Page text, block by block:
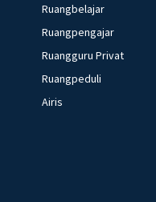
Ruangbelajar
Ruangpengajar
Ruangguru Privat
Ruangpeduli
Airis